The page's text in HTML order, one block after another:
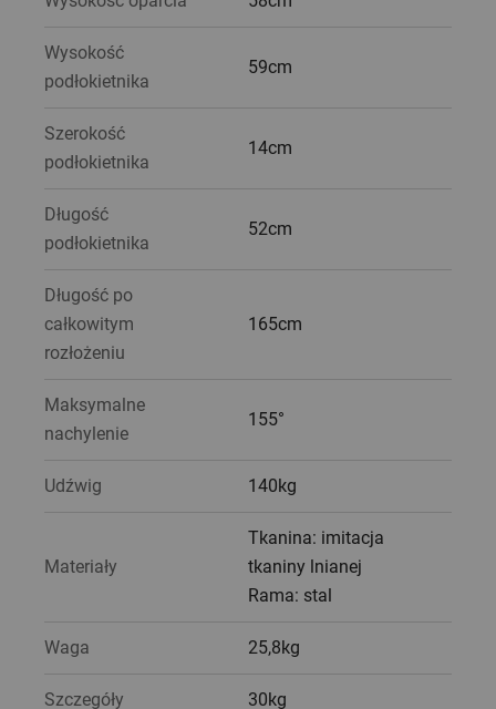
Wysokość
podłokietnika
59cm
Szerokość
podłokietnika
14cm
Długość
podłokietnika
52cm
Długość po
całkowitym
rozłożeniu
165cm
Maksymalne
nachylenie
155°
Udźwig 140kg
Materiały
Tkanina: imitacja
tkaniny lnianej
Rama: stal
Waga 25,8kg
Szczegóły
30kg